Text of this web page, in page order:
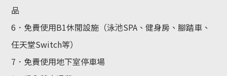
品
6．免費使用B1休閒設施（泳池SPA、健身房、腳踏車、
任天堂Switch等）
7．免費使用地下室停車場